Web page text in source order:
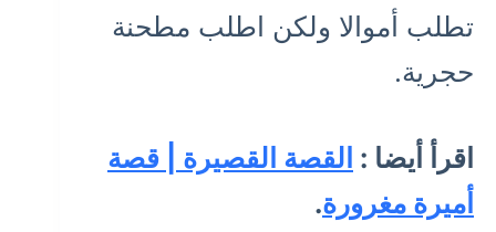
تطلب أموالا ولكن اطلب مطحنة
حجرية.
اقرأ أيضا : القصة القصيرة | قصة
أميرة مغرورة.